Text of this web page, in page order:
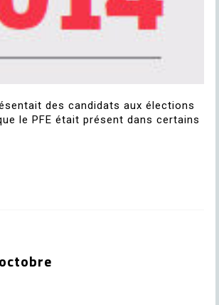
des candidats aux élections
le PFE était présent dans certains